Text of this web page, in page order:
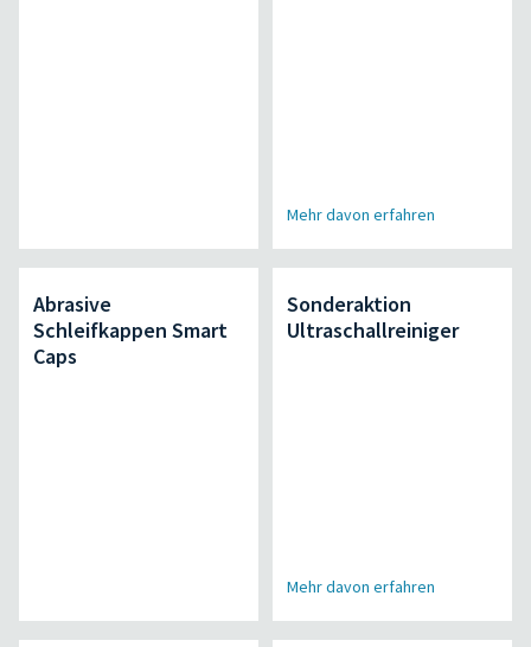
Mehr davon erfahren
Abrasive
Schleifkappen Smart
Caps
Sonderaktion
Ultraschallreiniger
Mehr davon erfahren